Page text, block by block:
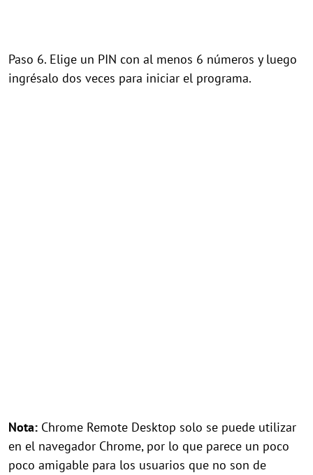
Paso 6. Elige un PIN con al menos 6 números y luego
ingrésalo dos veces para iniciar el programa.
Nota: Chrome Remote Desktop solo se puede utilizar
en el navegador Chrome, por lo que parece un poco
poco amigable para los usuarios que no son de